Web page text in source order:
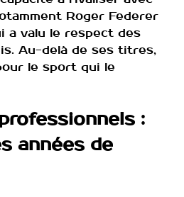
Roger Federer
a valu le respect des
Au-delà de ses titres,
le sport qui le
:
années de